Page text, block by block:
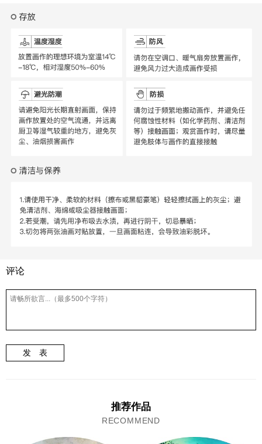
评论
发 表
推荐作品
RECOMMEND